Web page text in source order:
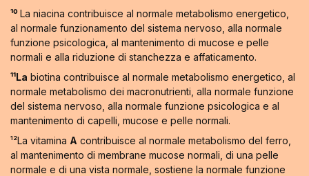
¹⁰La niacina contribuisce al normale metabolismo energetico,
al normale funzionamento del sistema nervoso, alla normale
funzione psicologica, al mantenimento di mucose e pelle
normali e alla riduzione di stanchezza e affaticamento.
¹¹La biotina contribuisce al normale metabolismo energetico, al
normale metabolismo dei macronutrienti, alla normale funzione
del sistema nervoso, alla normale funzione psicologica e al
mantenimento di capelli, mucose e pelle normali.
¹²La vitamina A contribuisce al normale metabolismo del ferro,
al mantenimento di membrane mucose normali, di una pelle
normale e di una vista normale, sostiene la normale funzione